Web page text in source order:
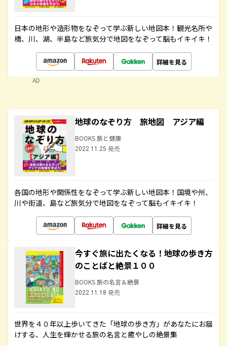
日本の地形や造形物をなぞって学ぶ新しい地図本！観光名所や
橋、川、湖、半島など旅気分で地図をなぞって脳もイキイキ！
詳細を見る
AD
地球のなぞり方 旅地図 アジア編
BOOKS 旅と健康
2022.11.25 発売
各国の地形や関係性をなぞって学ぶ新しい地図本！国境や州、
川や街道、島など旅気分で地図をなぞって脳もイキイキ！
詳細を見る
今すぐ旅に出たくなる！地球の歩き方
のことばと絶景１００
BOOKS 旅の名言＆絶景
2022.11.18 発売
世界を４０年以上歩いてきた「地球の歩き方」があなたにお届
けする、人生を輝かせる旅の名言と癒やしの絶景集